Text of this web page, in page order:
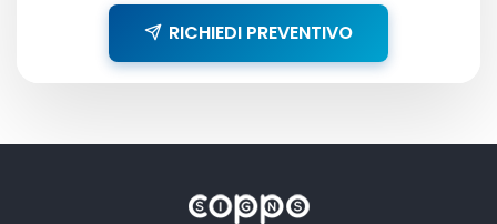
RICHIEDI PREVENTIVO